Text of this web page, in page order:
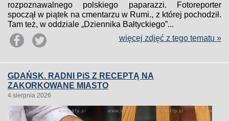
rozpoznawalnego polskiego paparazzi. Fotoreporter
spoczął w piątek na cmentarzu w Rumi., z której pochodził.
Tam też, w oddziale „Dziennika Bałtyckiego”...
więcej zdjęć z tego tematu »
GDAŃSK. RADNI PiS Z RECEPTĄ NA
ZAKORKOWANE MIASTO
4 sierpnia 2026